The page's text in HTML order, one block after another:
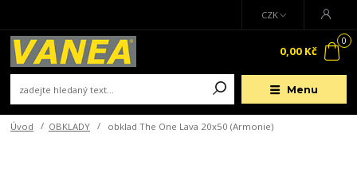
Menu
CZK
0
0,00 Kč
Úvod OBKLADY obklad The One Lava 20x50 (Armonie)